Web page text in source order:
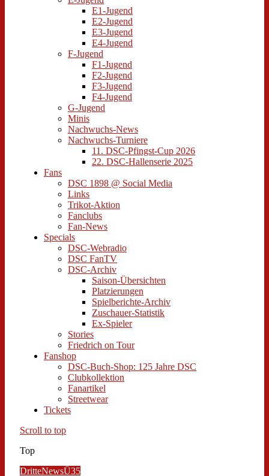
E1-Jugend
E2-Jugend
E3-Jugend
E4-Jugend
F-Jugend
F1-Jugend
F2-Jugend
F3-Jugend
F4-Jugend
G-Jugend
Minis
Nachwuchs-News
Nachwuchs-Turniere
11. DSC-Pfingst-Cup 2026
22. DSC-Hallenserie 2025
Fans
DSC 1898 @ Social Media
Links
Trikot-Aktion
Fanclubs
Fan-News
Specials
DSC-Webradio
DSC FanTV
DSC-Archiv
Saison-Übersichten
Platzierungen
Spielberichte-Archiv
Zuschauer-Statistik
Ex-Spieler
Stories
Friedrich on Tour
Fanshop
DSC-Buch-Shop: 125 Jahre DSC
Clubkollektion
Fanartikel
Streetwear
Tickets
Scroll to top
Top
DritteNewsÜ35